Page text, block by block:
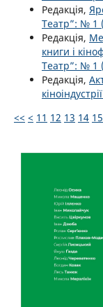
Редакція,
Театр”: № 1
Редакція,
книги і
Театр”: № 1
Редакція,
кіноіндустрії
<< < 11 12 13 14 15